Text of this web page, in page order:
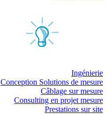
Ingénierie
Conception Solutions de mesure
Câblage sur mesure
Consulting en projet mesure
Prestations sur site